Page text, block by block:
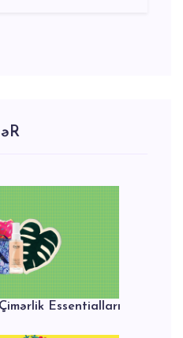
Essentialları